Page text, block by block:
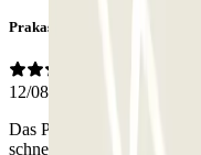
Prakas
12/08/2025
Das Parkhaus sehr nah an
schnell überall hin kommt